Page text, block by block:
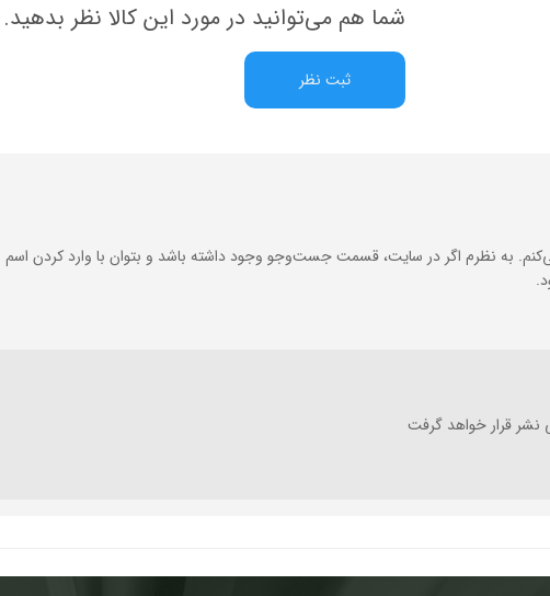
شما هم می‌توانید در مورد این کالا نظر بدهید.
ثبت نظر
به نظرم اگر در سایت، قسمت جست‌وجو وجود داشته باشد و بتوان با وارد کردن
نشر قرار خواهد گرفت